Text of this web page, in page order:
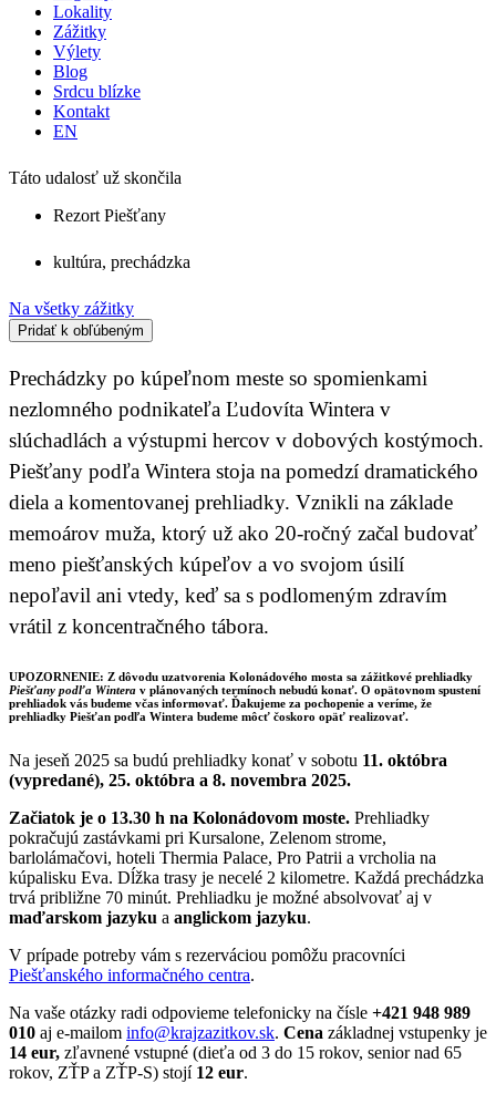
Lokality
Zážitky
Výlety
Blog
Srdcu blízke
Kontakt
EN
Táto udalosť už skončila
Rezort Piešťany
kultúra, prechádzka
Na všetky zážitky
Pridať k obľúbeným
Prechádzky po kúpeľnom meste so spomienkami
nezlomného podnikateľa Ľudovíta Wintera v
slúchadlách a výstupmi hercov v dobových kostýmoch.
Piešťany podľa Wintera stoja na pomedzí dramatického
diela a komentovanej prehliadky. Vznikli na základe
memoárov muža, ktorý už ako 20-ročný začal budovať
meno piešťanských kúpeľov a vo svojom úsilí
nepoľavil ani vtedy, keď sa s podlomeným zdravím
vrátil z koncentračného tábora.
UPOZORNENIE: Z dôvodu uzatvorenia Kolonádového mosta sa zážitkové prehliadky
Piešťany podľa Wintera v plánovaných termínoch nebudú konať. O opätovnom spustení
prehliadok vás budeme včas informovať. Ďakujeme za pochopenie a veríme, že
prehliadky Piešťan podľa Wintera budeme môcť čoskoro opäť realizovať.
Na jeseň 2025 sa budú prehliadky konať v sobotu 11. októbra
(vypredané), 25. októbra a 8. novembra 2025.
Začiatok je o 13.30 h na Kolonádovom moste. Prehliadky
pokračujú zastávkami pri Kursalone, Zelenom strome,
barlolámačovi, hoteli Thermia Palace, Pro Patrii a vrcholia na
kúpalisku Eva. Dĺžka trasy je necelé 2 kilometre. Každá prechádzka
trvá približne 70 minút. Prehliadku je možné absolvovať aj v
maďarskom jazyku a anglickom jazyku.
V prípade potreby vám s rezerváciou pomôžu pracovníci
Piešťanského informačného centra.
Na vaše otázky radi odpovieme telefonicky na čísle +421 948 989
010 aj e-mailom info@krajzazitkov.sk. Cena základnej vstupenky je
14 eur, zľavnené vstupné (dieťa od 3 do 15 rokov, senior nad 65
rokov, ZŤP a ZŤP-S) stojí 12 eur.